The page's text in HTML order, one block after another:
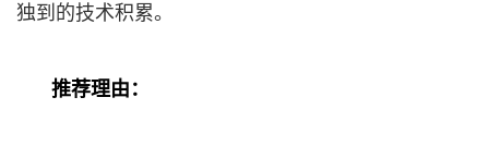
独到的技术积累。
推荐理由：